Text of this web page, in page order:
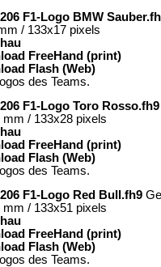
F1-Logo BMW
/ 133x17 pixels
FreeHand (print)
Flash (Web)
des Teams.
F1-Logo Toro Rosso.fh9
mm / 133x28 pixels
FreeHand (print)
Flash (Web)
des Teams.
F1-Logo Red Bull.fh9
mm / 133x51 pixels
FreeHand (print)
Flash (Web)
des Teams.